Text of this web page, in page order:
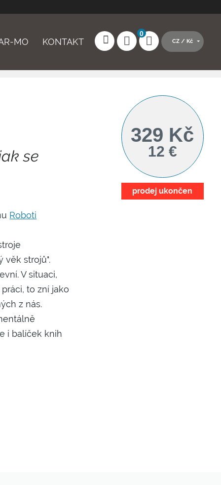
CZ / Kč
0
pomocí Facebooku
heslo
ještě účet?
MO KONTAKT
329 Kč
12 €
prodej ukončen
se
Roboti
věk strojů".
V situaci,
to zní jako
z nás.
i balíček knih